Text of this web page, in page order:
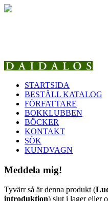
STARTSIDA
BESTÄLL KATALOG
FÖRFATTARE
BOKKLUBBEN
BÖCKER
KONTAKT
SÖK
KUNDVAGN
Meddela mig!
Tyvärr så är denna produkt (
introduktion) slut i lager eller